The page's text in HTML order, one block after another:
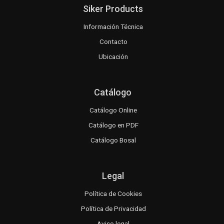
Siker Products
Información Técnica
Contacto
Ubicación
Catálogo
Catálogo Online
Catálogo en PDF
Catálogo Bosal
Legal
Política de Cookies
Política de Privacidad